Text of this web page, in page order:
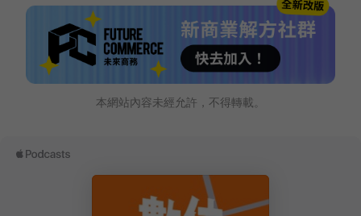
本網站內容未經允許，不得轉載。